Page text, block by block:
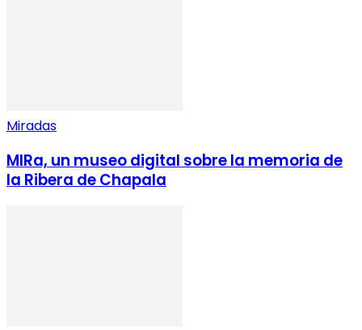
Miradas
MIRa, un museo digital sobre la memoria de
la Ribera de Chapala